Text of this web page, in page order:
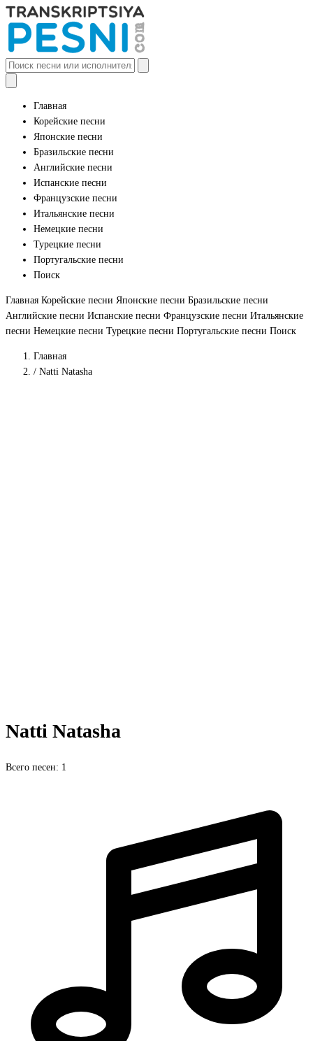
Главная
Корейские песни
Японские песни
Бразильские песни
Английские песни
Испанские песни
Французские песни
Итальянские песни
Немецкие песни
Турецкие песни
Португальские песни
Поиск
Главная Корейские песни Японские песни Бразильские песни
Английские песни Испанские песни Французские песни Итальянские
песни Немецкие песни Турецкие песни Португальские песни Поиск
Главная
/ Natti Natasha
Natti Natasha
Всего песен: 1